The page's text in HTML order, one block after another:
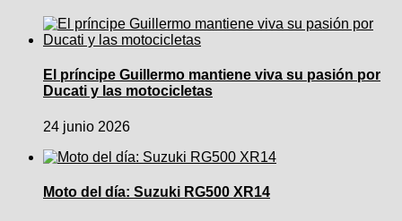
El príncipe Guillermo mantiene viva su pasión por
Ducati y las motocicletas
24 junio 2026
Moto del día: Suzuki RG500 XR14